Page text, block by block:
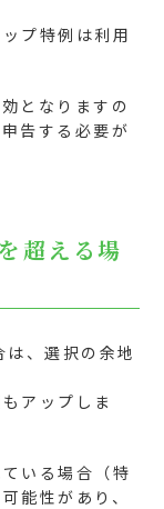
プ特例は利用
となりますの
告する必要が
超える場
、選択の余地
アップしま
いる場合（特
能性があり、